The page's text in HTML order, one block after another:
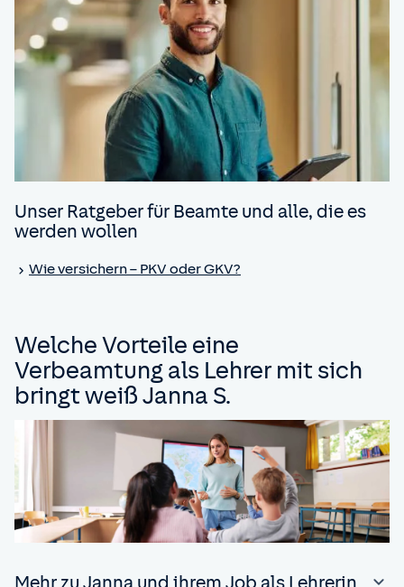
Unser Ratgeber für Beamte und alle, die es
werden wollen
Wie versichern – PKV oder GKV?
Welche Vorteile eine
Verbeamtung als Lehrer mit sich
bringt weiß Janna S.
Mehr zu Janna und ihrem Job als Lehrerin